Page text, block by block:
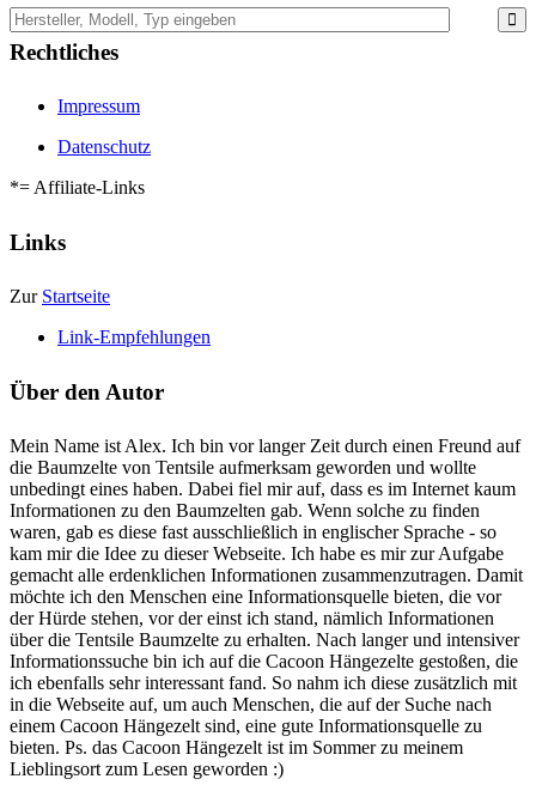
Rechtliches
Impressum
Datenschutz
*= Affiliate-Links
Links
Zur Startseite
Link-Empfehlungen
Über den Autor
Mein Name ist Alex. Ich bin vor langer Zeit durch einen Freund auf
die Baumzelte von Tentsile aufmerksam geworden und wollte
unbedingt eines haben. Dabei fiel mir auf, dass es im Internet kaum
Informationen zu den Baumzelten gab. Wenn solche zu finden
waren, gab es diese fast ausschließlich in englischer Sprache - so
kam mir die Idee zu dieser Webseite. Ich habe es mir zur Aufgabe
gemacht alle erdenklichen Informationen zusammenzutragen. Damit
möchte ich den Menschen eine Informationsquelle bieten, die vor
der Hürde stehen, vor der einst ich stand, nämlich Informationen
über die Tentsile Baumzelte zu erhalten. Nach langer und intensiver
Informationssuche bin ich auf die Cacoon Hängezelte gestoßen, die
ich ebenfalls sehr interessant fand. So nahm ich diese zusätzlich mit
in die Webseite auf, um auch Menschen, die auf der Suche nach
einem Cacoon Hängezelt sind, eine gute Informationsquelle zu
bieten. Ps. das Cacoon Hängezelt ist im Sommer zu meinem
Lieblingsort zum Lesen geworden :)